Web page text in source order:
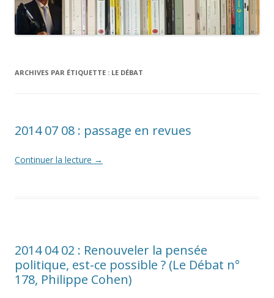
ARCHIVES PAR ÉTIQUETTE : LE DÉBAT
2014 07 08 : passage en revues
Continuer la lecture →
2014 04 02 : Renouveler la pensée
politique, est-ce possible ? (Le Débat n°
178, Philippe Cohen)